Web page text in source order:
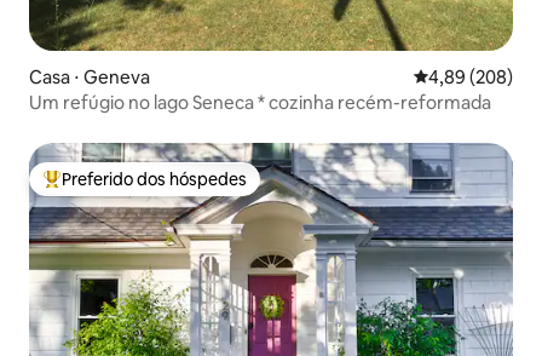
Casa ⋅ Geneva 4,89 de uma
4,89 (208)
Um refúgio no lago Seneca * cozinha recém-reformada
Entre os melhores preferidos dos hóspedes
Preferido dos hóspedes